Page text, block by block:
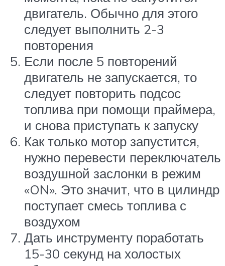
двигатель. Обычно для этого
следует выполнить 2-3
повторения
Если после 5 повторений
двигатель не запускается, то
следует повторить подсос
топлива при помощи праймера,
и снова приступать к запуску
Как только мотор запустится,
нужно перевести переключатель
воздушной заслонки в режим
«ON». Это значит, что в цилиндр
поступает смесь топлива с
воздухом
Дать инструменту поработать
15-30 секунд на холостых